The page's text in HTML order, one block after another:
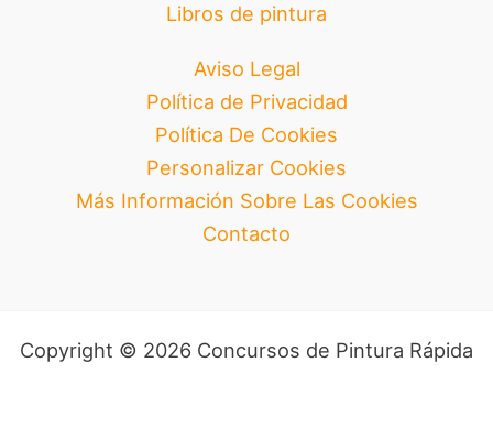
Libros de pintura
Aviso Legal
Política de Privacidad
Política De Cookies
Personalizar Cookies
Más Información Sobre Las Cookies
Contacto
Copyright © 2026 Concursos de Pintura Rápida